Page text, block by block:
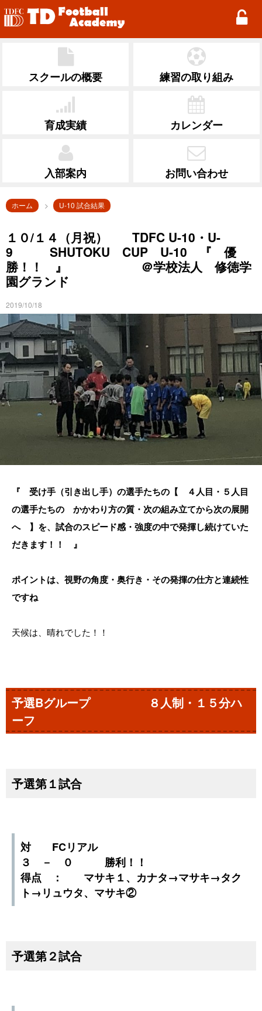
スクールの概要 練習の取り組み
育成実績 カレンダー
入部案内 お問い合わせ
ホーム U-10 試合結果
１０/１４（月祝） TDFC U-10・U-
9 SHUTOKU CUP U-10 『 優
勝！！ 』 ＠学校法人 修徳学
園グランド
2019/10/18
『 受け手（引き出し手）の選手たちの【 ４人目・５人目
の選手たちの かかわり方の質・次の組み立てから次の展開
へ 】を、試合のスピード感・強度の中で発揮し続けていた
だきます！！ 』
ポイントは、視野の角度・奥行き・その発揮の仕方と連続性
ですね
天候は、晴れでした！！
予選Bグループ ８人制・１５分ハ
ーフ
予選第１試合
対 FCリアル
３ － ０ 勝利！！
得点 ： マサキ１、カナタ→マサキ→タク
ト→リュウタ、マサキ②
予選第２試合